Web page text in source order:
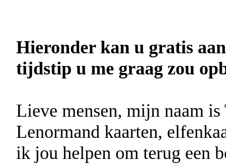
Hieronder kan u gratis
tijdstip u me graag zou
Lieve mensen, mijn naam
Lenormand kaarten,
ik jou helpen om terug een